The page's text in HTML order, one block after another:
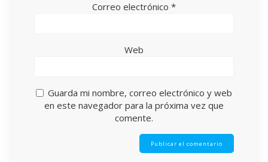
Correo electrónico *
Web
Guarda mi nombre, correo electrónico y web
en este navegador para la próxima vez que
comente.